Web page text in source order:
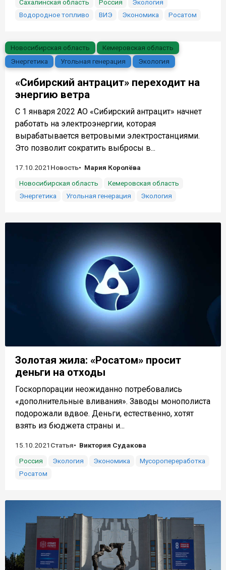
Сахалинская область Россия
Экология
Водородное топливо
ВИЭ Экономика Росатом
Новосибирская область
Кемеровская область
Энергетика
Угольная генерация Экология
«Сибирский антрацит» переходит на
энергию ветра
С 1 января 2022 АО «Сибирский антрацит» начнет
работать на электроэнергии, которая
вырабатывается ветровыми электростанциями.
Это позволит сократить выбросы в...
17.10.2021 Новость
Мария Королёва
Новосибирская область
Кемеровская область
Энергетика
Угольная генерация Экология
Золотая жила: «Росатом» просит
деньги на отходы
Госкорпорации неожиданно потребовались
«дополнительные вливания». Заводы монополиста
подорожали вдвое. Деньги, естественно, хотят
взять из бюджета страны и...
15.10.2021 Статья
Виктория Судакова
Россия
Экология Экономика
Мусоропереработка
Росатом